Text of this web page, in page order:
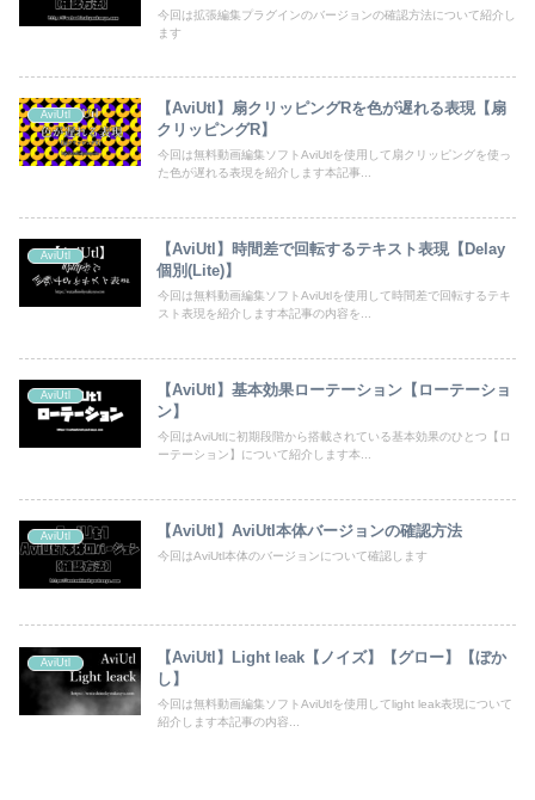
今回は拡張編集プラグインのバージョンの確認方法について紹介し
ます
AviUtl
【AviUtl】扇クリッピングRを色が遅れる表現【扇
クリッピングR】
今回は無料動画編集ソフトAviUtlを使用して扇クリッピングを使っ
た色が遅れる表現を紹介します本記事...
AviUtl
【AviUtl】時間差で回転するテキスト表現【Delay
個別(Lite)】
今回は無料動画編集ソフトAviUtlを使用して時間差で回転するテキ
スト表現を紹介します本記事の内容を...
AviUtl
【AviUtl】基本効果ローテーション【ローテーショ
ン】
今回はAviUtlに初期段階から搭載されている基本効果のひとつ【ロ
ーテーション】について紹介します本...
AviUtl 【AviUtl】AviUtl本体バージョンの確認方法
今回はAviUtl本体のバージョンについて確認します
AviUtl
【AviUtl】Light leak【ノイズ】【グロー】【ぼか
し】
今回は無料動画編集ソフトAviUtlを使用してlight leak表現について
紹介します本記事の内容...